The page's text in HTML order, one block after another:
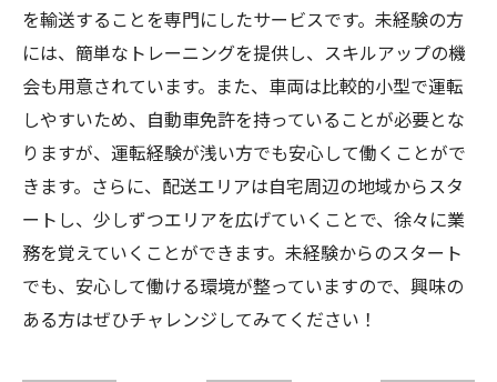
を輸送することを専門にしたサービスです。未経験の方
には、簡単なトレーニングを提供し、スキルアップの機
会も用意されています。また、車両は比較的小型で運転
しやすいため、自動車免許を持っていることが必要とな
りますが、運転経験が浅い方でも安心して働くことがで
きます。さらに、配送エリアは自宅周辺の地域からスタ
ートし、少しずつエリアを広げていくことで、徐々に業
務を覚えていくことができます。未経験からのスタート
でも、安心して働ける環境が整っていますので、興味の
ある方はぜひチャレンジしてみてください！